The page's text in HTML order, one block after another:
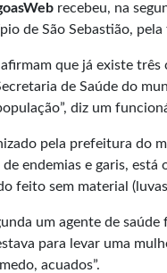
recebeu, na
de São Sebastião,
que já existe três
de Saúde do
diz um
pela prefeitura do
de endemias e garis,
feito sem material
um agente de
para levar uma
acuados”.